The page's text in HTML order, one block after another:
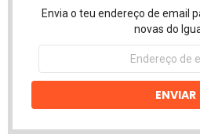
Envia o teu endereço de email
novas do
Endereço
email
ENVIAR